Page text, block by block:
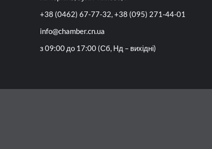
+38 (0462) 67-77-32, +38 (095) 271-44-01
info@chamber.cn.ua
з 09:00 до 17:00 (Сб, Нд – вихідні)